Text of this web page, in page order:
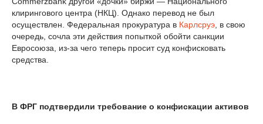
клирингового центра (НКЦ). Однако перевод не был
осуществлен. Федеральная прокуратура в Карлсруэ , в свою
очередь, сочла эти действия попыткой обойти санкции
Евросоюза, из-за чего теперь просит суд конфисковать
средства.
В ФРГ подтвердили требование о конфискации активов